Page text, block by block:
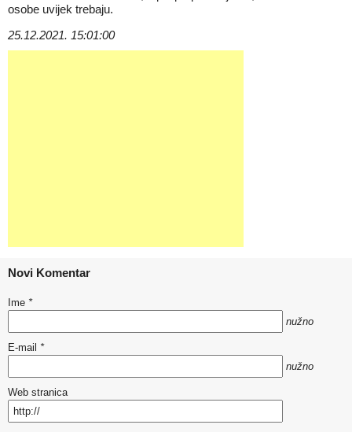
osobe uvijek trebaju.
25.12.2021. 15:01:00
Novi Komentar
Ime *
nužno
E-mail *
nužno
Web stranica